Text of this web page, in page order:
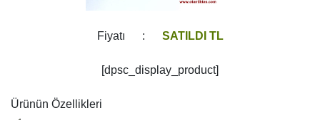
Fiyatı : SATILDI TL
[dpsc_display_product]
Ürünün Özellikleri